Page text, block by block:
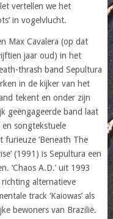
vertellen we het
in vogelvlucht.
Max Cavalera (op dat
jaar oud) in het
thrash band Sepultura
in de kijker van het
tekent en onder zijn
geëngageerde band laat
songtekstuele
’Beneath The
(1991) is Sepultura een
‘Chaos A.D.’ uit 1993
alternatieve
track ‘Kaiowas’ als
bewoners van Brazilië.